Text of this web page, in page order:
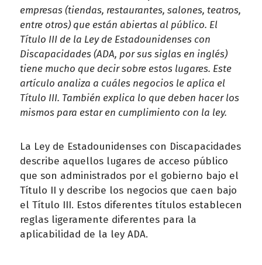
empresas (tiendas, restaurantes, salones, teatros,
entre otros) que están abiertas al público. El
Título III de la Ley de Estadounidenses con
Discapacidades (ADA, por sus siglas en inglés)
tiene mucho que decir sobre estos lugares. Este
artículo analiza a cuáles negocios le aplica el
Título III. También explica lo que deben hacer los
mismos para estar en cumplimiento con la ley.
La Ley de Estadounidenses con Discapacidades
describe aquellos lugares de acceso público
que son administrados por el gobierno bajo el
Título II y describe los negocios que caen bajo
el Título III. Estos diferentes títulos establecen
reglas ligeramente diferentes para la
aplicabilidad de la ley ADA.